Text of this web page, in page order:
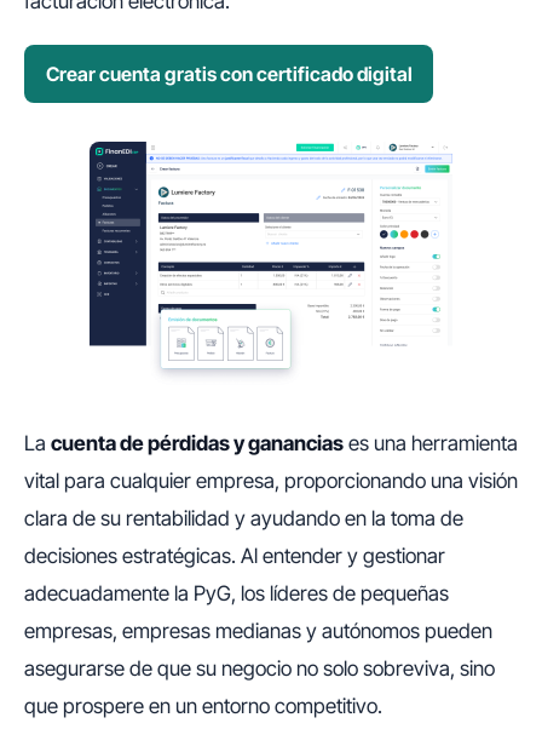
Crear cuenta gratis con certificado digital
La cuenta de pérdidas y ganancias es una herramienta
vital para cualquier empresa, proporcionando una visión
clara de su rentabilidad y ayudando en la toma de
decisiones estratégicas. Al entender y gestionar
adecuadamente la PyG, los líderes de pequeñas
empresas, empresas medianas y autónomos pueden
asegurarse de que su negocio no solo sobreviva, sino
que prospere en un entorno competitivo.